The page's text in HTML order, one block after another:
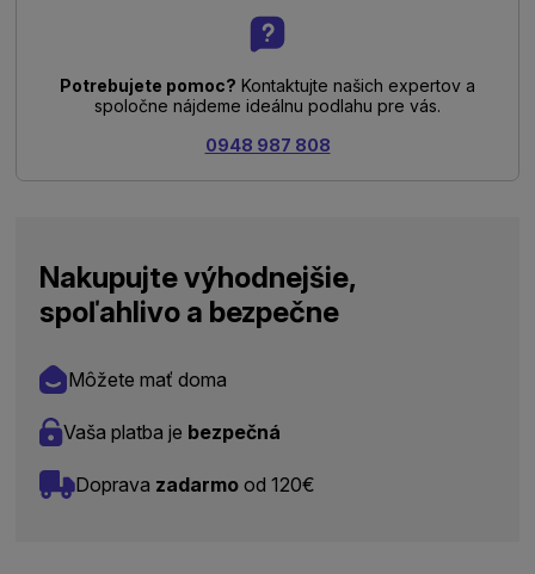
Potrebujete pomoc? Kontaktujte našich expertov a
spoločne nájdeme ideálnu podlahu pre vás.
0948 987 808
Nakupujte výhodnejšie,
spoľahlivo a bezpečne
Môžete mať doma
Vaša platba je bezpečná
Doprava zadarmo od 120€